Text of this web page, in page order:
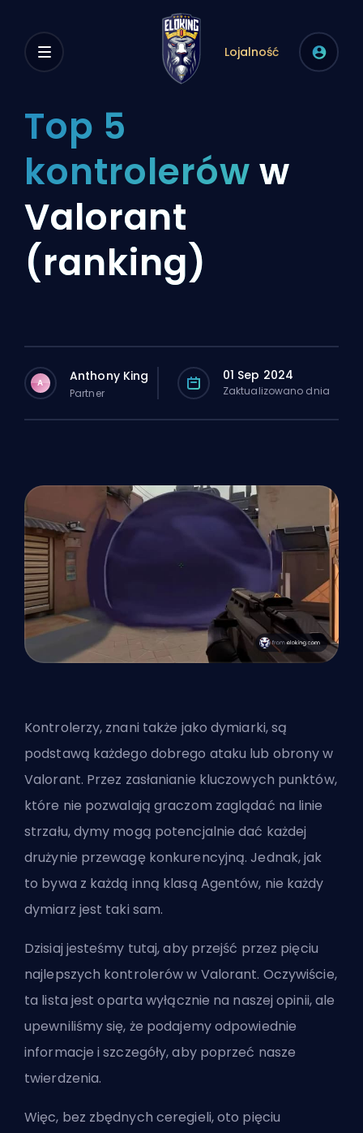
Lojalność
Top 5
kontroleróww
Valorant
(ranking)
A Anthony King
Partner
01 Sep 2024
Zaktualizowano dnia
Kontrolerzy, znani także jako dymiarki, są
podstawą każdego dobrego ataku lub obrony w
Valorant. Przez zasłanianie kluczowych punktów,
które nie pozwalają graczom zaglądać na linie
strzału, dymy mogą potencjalnie dać każdej
drużynie przewagę konkurencyjną. Jednak, jak
to bywa z każdą inną klasą Agentów, nie każdy
dymiarz jest taki sam.
Dzisiaj jesteśmy tutaj, aby przejść przez pięciu
najlepszych kontrolerów w Valorant. Oczywiście,
ta lista jest oparta wyłącznie na naszej opinii, ale
upewniliśmy się, że podajemy odpowiednie
informacje i szczegóły, aby poprzeć nasze
twierdzenia.
Więc, bez zbędnych ceregieli, oto pięciu